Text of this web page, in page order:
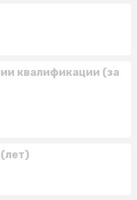
квалификации (за